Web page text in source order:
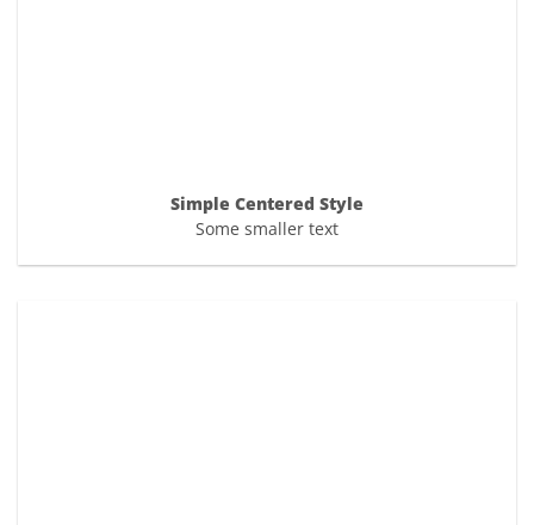
Simple Centered Style
Some smaller text